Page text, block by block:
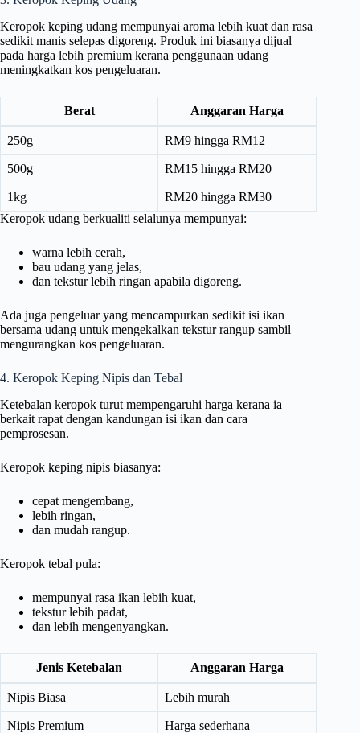
Keropok keping udang mempunyai aroma lebih kuat dan rasa
sedikit manis selepas digoreng. Produk ini biasanya dijual
pada harga lebih premium kerana penggunaan udang
meningkatkan kos pengeluaran.
Berat Anggaran Harga
250g RM9 hingga RM12
500g RM15 hingga RM20
1kg
RM20 hingga RM30
Keropok udang berkualiti selalunya mempunyai:
warna lebih cerah,
bau udang yang jelas,
dan tekstur lebih ringan apabila digoreng.
Ada juga pengeluar yang mencampurkan sedikit isi ikan
bersama udang untuk mengekalkan tekstur rangup sambil
mengurangkan kos pengeluaran.
4. Keropok Keping Nipis dan Tebal
Ketebalan keropok turut mempengaruhi harga kerana ia
berkait rapat dengan kandungan isi ikan dan cara
pemprosesan.
Keropok keping nipis biasanya:
cepat mengembang,
lebih ringan,
dan mudah rangup.
Keropok tebal pula:
mempunyai rasa ikan lebih kuat,
tekstur lebih padat,
dan lebih mengenyangkan.
Jenis Ketebalan Anggaran Harga
Nipis Biasa Lebih murah
Nipis Premium Harga sederhana